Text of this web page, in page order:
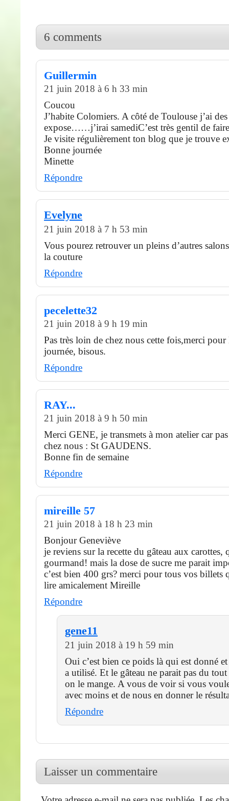
6 comments
Guillermin
21 juin 2018 à 6 h 33 min
Coucou
J’habite Colomiers. A côté de Toulouse j’ai
expose……j’irai samediC’est très gentil de
Je visite régulièrement ton blog que je trouve
Bonne journée
Minette
Répondre
Evelyne
21 juin 2018 à 7 h 53 min
Vous pourez retrouver un pleins d’autres
la couture
Répondre
pecelette32
21 juin 2018 à 9 h 19 min
Pas très loin de chez nous cette fois,merci
journée, bisous.
Répondre
RAY...
21 juin 2018 à 9 h 50 min
Merci GENE, je transmets à mon atelier car
chez nous : St GAUDENS.
Bonne fin de semaine
Répondre
mireille 57
21 juin 2018 à 18 h 23 min
Bonjour Geneviève
je reviens sur la recette du gâteau aux carottes,
gourmand! mais la dose de sucre me parait
c’est bien 400 grs? merci pour tous vos billets
lire amicalement Mireille
Répondre
gene11
21 juin 2018 à 19 h 59 min
Oui c’est bien ce poids là qui est donné
a utilisé. Et le gâteau ne parait pas du
on le mange. A vous de voir si vous
avec moins et de nous en donner le
Répondre
Laisser un commentaire